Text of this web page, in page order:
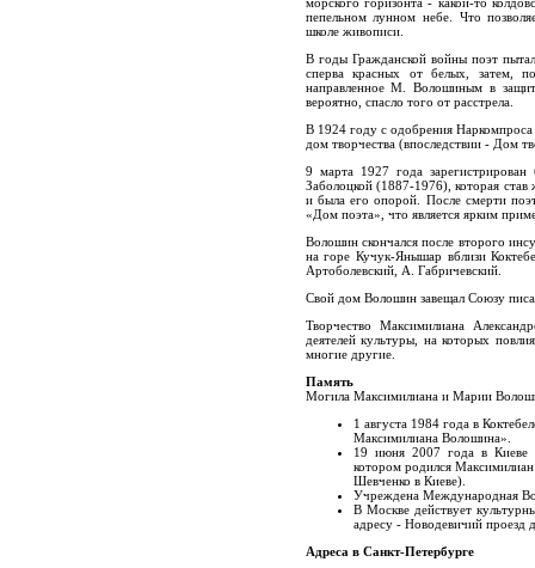
пепельном лунном небе. Что
школе живописи.
В годы Гражданской войны поэт
сперва красных от белых, затем,
направленное М. Волошиным в
вероятно, спасло того от расстрела.
В 1924 году с одобрения
дом творчества (впоследствии - Дом
9 марта 1927 года
Заболоцкой (1887-1976), которая
и была его опорой. После смерти
«Дом поэта», что является ярким
Волошин скончался после второго
на горе Кучук-Янышар вблизи
Артоболевский, А. Габричевский.
Свой дом Волошин завещал Союзу
Творчество Максимилиана
деятелей культуры, на которых
многие другие.
Память
Могила Максимилиана и Марии
1 августа 1984 года в
Максимилиана Волошина».
19 июня 2007 года в Киеве
котором родился
Шевченко в Киеве).
Учреждена Международная
В Москве действует
адресу - Новодевичий проезд
Адреса в Санкт-Петербурге